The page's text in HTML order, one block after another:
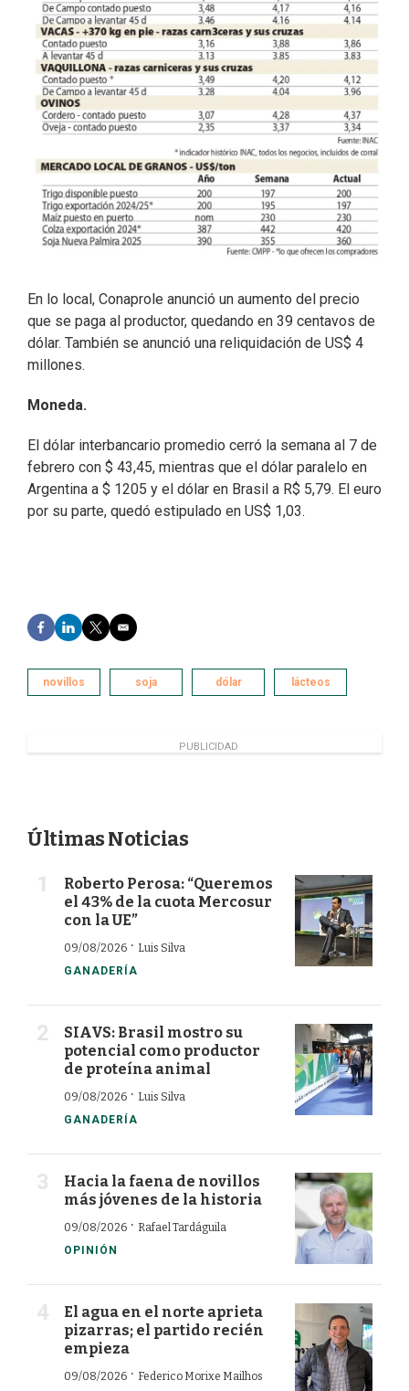
En lo local, Conaprole anunció un aumento del precio
que se paga al productor, quedando en 39 centavos de
dólar. También se anunció una reliquidación de US$ 4
millones.
Moneda.
El dólar interbancario promedio cerró la semana al 7 de
febrero con $ 43,45, mientras que el dólar paralelo en
Argentina a $ 1205 y el dólar en Brasil a R$ 5,79. El euro
por su parte, quedó estipulado en US$ 1,03.
F
a
e
b
k
L
i
k
e
n
T
w
t
E
m
l
novillos soja dólar lácteos
PUBLICIDAD
Últimas Noticias
Roberto Perosa: “Queremos
el 43% de la cuota Mercosur
con la UE”
09/08/2026 · Luis Silva
GANADERÍA
SIAVS: Brasil mostro su
potencial como productor
de proteína animal
09/08/2026 · Luis Silva
GANADERÍA
Hacia la faena de novillos
más jóvenes de la historia
09/08/2026 · Rafael Tardáguila
OPINIÓN
El agua en el norte aprieta
pizarras; el partido recién
empieza
09/08/2026 · Federico Morixe Mailhos